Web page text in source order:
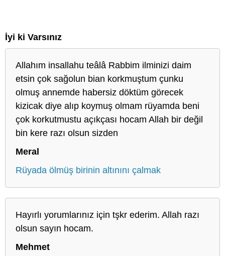
İyi ki Varsınız
Allahım insallahu teâlâ Rabbim ilminizi daim
etsin çok sağolun bian korkmuştum çunku
olmuş annemde habersiz döktüm görecek
kizicak diye alıp koymuş olmam rüyamda beni
çok korkutmustu açıkçası hocam Allah bir değil
bin kere razı olsun sizden
Meral
Rüyada ölmüş birinin altınını çalmak
Hayırlı yorumlarınız için tşkr ederim. Allah razı
olsun sayın hocam.
Mehmet